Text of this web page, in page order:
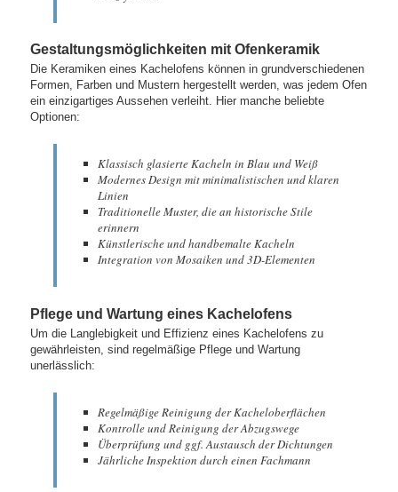
Gestaltungsmöglichkeiten mit Ofenkeramik
Die Keramiken eines Kachelofens können in grundverschiedenen
Formen, Farben und Mustern hergestellt werden, was jedem Ofen
ein einzigartiges Aussehen verleiht. Hier manche beliebte
Optionen:
Klassisch glasierte Kacheln in Blau und Weiß
Modernes Design mit minimalistischen und klaren
Linien
Traditionelle Muster, die an historische Stile
erinnern
Künstlerische und handbemalte Kacheln
Integration von Mosaiken und 3D-Elementen
Pflege und Wartung eines Kachelofens
Um die Langlebigkeit und Effizienz eines Kachelofens zu
gewährleisten, sind regelmäßige Pflege und Wartung
unerlässlich:
Regelmäßige Reinigung der Kacheloberflächen
Kontrolle und Reinigung der Abzugswege
Überprüfung und ggf. Austausch der Dichtungen
Jährliche Inspektion durch einen Fachmann